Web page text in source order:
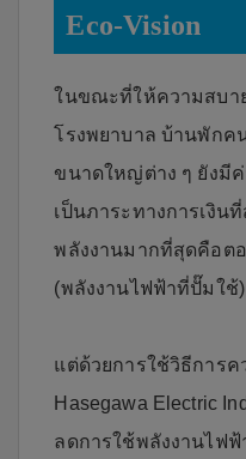
Eco-Vision
ในขณะที่ให้ความสบา
โรงพยาบาล บ้านพัก
ขนาดใหญ่ต่าง ๆ ยังมี
เป็นภาระทางการเงิ
พลังงานมากที่สุดคือต
(พลังงานไฟฟ้าที่ปั๊มใช้)
แต่ด้วยการใช้วิธีการ
Hasegawa Electric
ลดการใช้พลังงานไฟ